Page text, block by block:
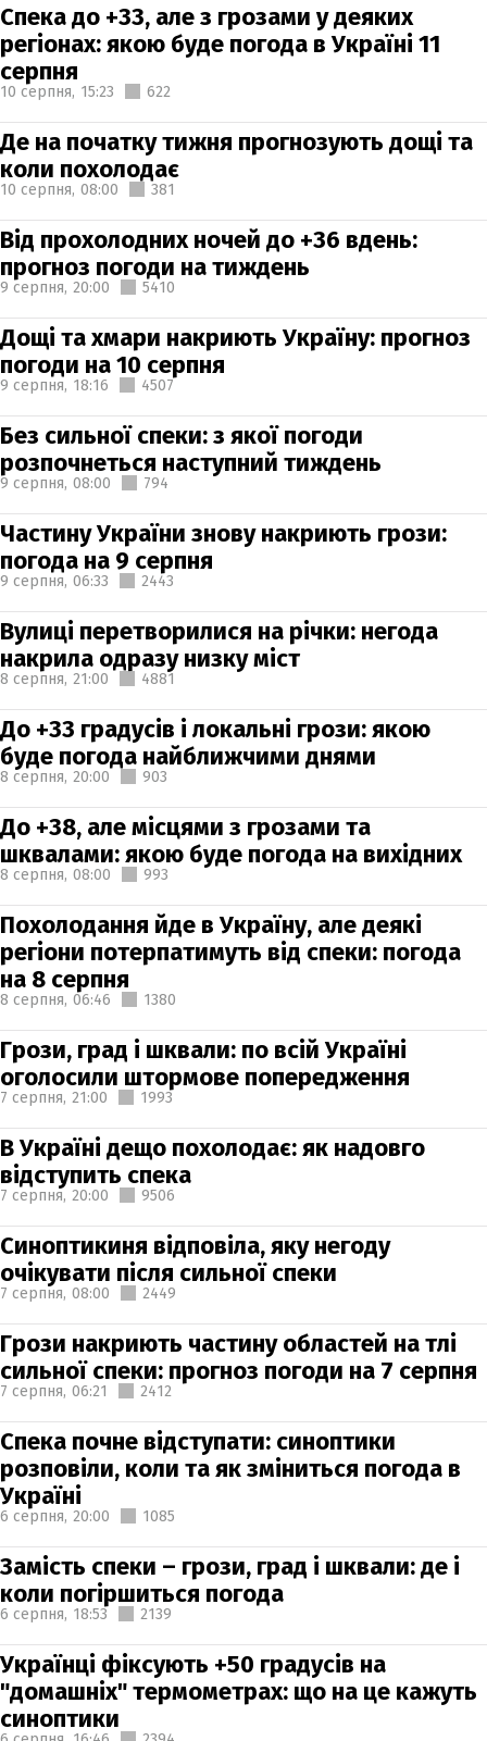
Спека до +33, але з грозами у деяких
регіонах: якою буде погода в Україні 11
серпня
10 серпня, 15:23 622
Де на початку тижня прогнозують дощі та
коли похолодає
10 серпня, 08:00 381
Від прохолодних ночей до +36 вдень:
прогноз погоди на тиждень
9 серпня, 20:00 5410
Дощі та хмари накриють Україну: прогноз
погоди на 10 серпня
9 серпня, 18:16 4507
Без сильної спеки: з якої погоди
розпочнеться наступний тиждень
9 серпня, 08:00 794
Частину України знову накриють грози:
погода на 9 серпня
9 серпня, 06:33 2443
Вулиці перетворилися на річки: негода
накрила одразу низку міст
8 серпня, 21:00 4881
До +33 градусів і локальні грози: якою
буде погода найближчими днями
8 серпня, 20:00 903
До +38, але місцями з грозами та
шквалами: якою буде погода на вихідних
8 серпня, 08:00 993
Похолодання йде в Україну, але деякі
регіони потерпатимуть від спеки: погода
на 8 серпня
8 серпня, 06:46 1380
Грози, град і шквали: по всій Україні
оголосили штормове попередження
7 серпня, 21:00 1993
В Україні дещо похолодає: як надовго
відступить спека
7 серпня, 20:00 9506
Синоптикиня відповіла, яку негоду
очікувати після сильної спеки
7 серпня, 08:00 2449
Грози накриють частину областей на тлі
сильної спеки: прогноз погоди на 7 серпня
7 серпня, 06:21 2412
Спека почне відступати: синоптики
розповіли, коли та як зміниться погода в
Україні
6 серпня, 20:00 1085
Замість спеки – грози, град і шквали: де і
коли погіршиться погода
6 серпня, 18:53 2139
Українці фіксують +50 градусів на
"домашніх" термометрах: що на це кажуть
синоптики